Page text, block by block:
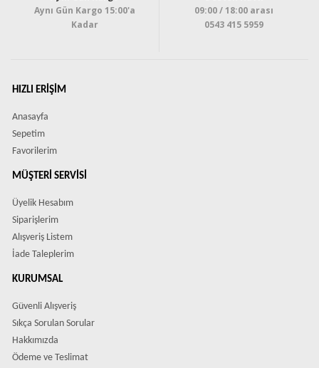
Aynı Gün Kargo 15:00'a
Kadar
09:00 / 18:00 arası
0543 415 5959
HIZLI ERIŞIM
Anasayfa
Sepetim
Favorilerim
MÜŞTERI SERVISI
Üyelik Hesabım
Siparişlerim
Alışveriş Listem
İade Taleplerim
KURUMSAL
Güvenli Alışveriş
Sıkça Sorulan Sorular
Hakkımızda
Ödeme ve Teslimat